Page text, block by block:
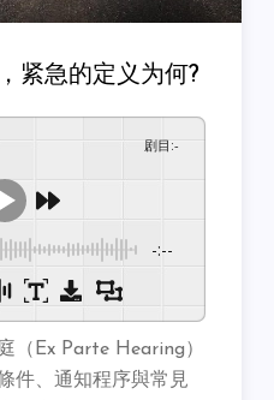
紧急的定义为何?
剧目 :-
-:--
（Ex Parte Hearing）
件、通知程序與常見